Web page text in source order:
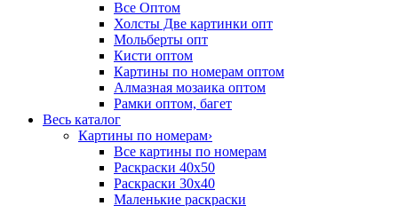
Все Оптом
Холсты Две картинки опт
Мольберты опт
Кисти оптом
Картины по номерам оптом
Алмазная мозаика оптом
Рамки оптом, багет
Весь каталог
Картины по номерам›
Все картины по номерам
Раскраски 40х50
Раскраски 30х40
Маленькие раскраски